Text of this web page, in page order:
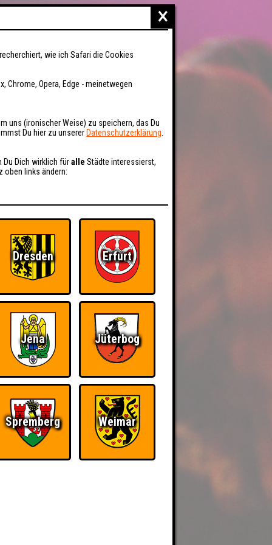
×
wie ich Safari die Cookies
Chrome, Opera, Edge - meinetwegen
uns (ironischer Weise) zu speichern, das Du
Du hier zu unserer Datenschutzerklärung
Du Dich wirklich füralle Städte interessierst,
oben links ändern:
Dresden Erfurt
Jena Jüterbog
Spremberg Weimar